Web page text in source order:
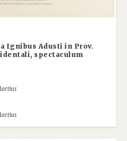
Ignibus Adusti in Prov.
spectaculum